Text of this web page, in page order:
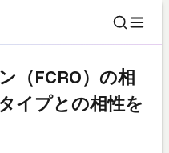
（FCRO）の相
イプとの相性を